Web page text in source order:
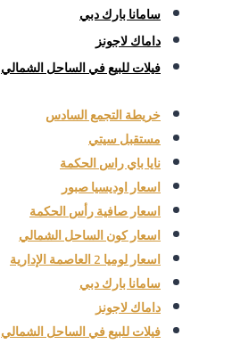
سامانا بارك دبي
داماك لاجونز
فيلات للبيع في الساحل الشمالي
خريطة التجمع السادس
مستقبل سيتي
نايا باي راس الحكمة
اسعار اوديسيا صبور
اسعار صافية رأس الحكمة
اسعار كون الساحل الشمالي
اسعار لوميا 2 العاصمة الإدارية
سامانا بارك دبي
داماك لاجونز
فيلات للبيع في الساحل الشمالي